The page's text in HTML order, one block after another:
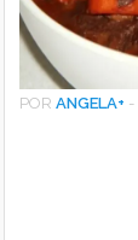
PORANGELA+ -